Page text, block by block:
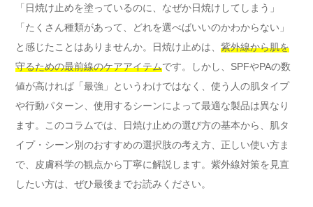
「日焼け止めを塗っているのに、なぜか日焼けしてしまう」
「たくさん種類があって、どれを選べばいいのかわからない」
と感じたことはありませんか。日焼け止めは、 紫外線から肌を
守るための最前線のケアアイテムです。しかし、SPFやPAの数
値が高ければ「最強」というわけではなく、使う人の肌タイプ
や行動パターン、使用するシーンによって最適な製品は異なり
ます。このコラムでは、日焼け止めの選び方の基本から、肌タ
イプ・シーン別のおすすめの選択肢の考え方、正しい使い方ま
で、皮膚科学の観点から丁寧に解説します。紫外線対策を見直
したい方は、ぜひ最後までお読みください。